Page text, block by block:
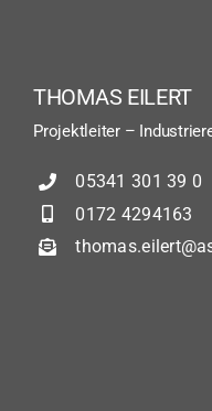
THOMAS EILERT
Projektleiter –
05341 301 39 0
0172 4294163